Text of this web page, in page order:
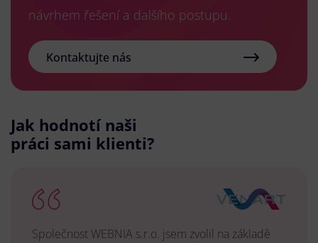
návrhem řešení a dalšího postupu.
Kontaktujte nás
Jak hodnotí naši
práci sami klienti?
Společnost WEBNIA s.r.o. jsem zvolil na základě